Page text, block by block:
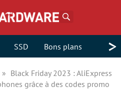
SSD Bons plans >
Black Friday 2023 : AliExpress
grâce à des codes promo